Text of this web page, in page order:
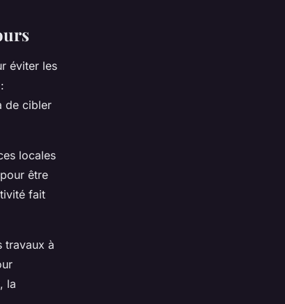
éviter les
de cibler
locales
être
fait
travaux à
la